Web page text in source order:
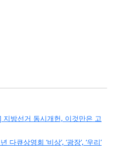
방선거 동시개헌, 이것만은 고
큐상영회 ‘비상’, ‘광장’, ‘우리’